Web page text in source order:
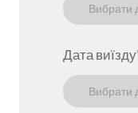
Вибрати
Дата виїзду
Вибрати